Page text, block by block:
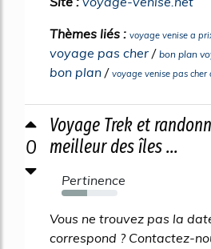
Thèmes liés : voyage venise a
voyage pas cher / bon plan
bon plan / voyage venise pas cher
0
Voyage Trek et
meilleur des îles ...
Pertinence
45%
Vous ne trouvez pas la
correspond ? Contactez-